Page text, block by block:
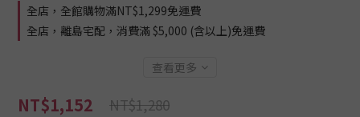
全店，全館購物滿NT$1,299免運費
全店，離島宅配，消費滿 $5,000 (含以上)免運費
查看更多
NT$1,152 NT$1,280